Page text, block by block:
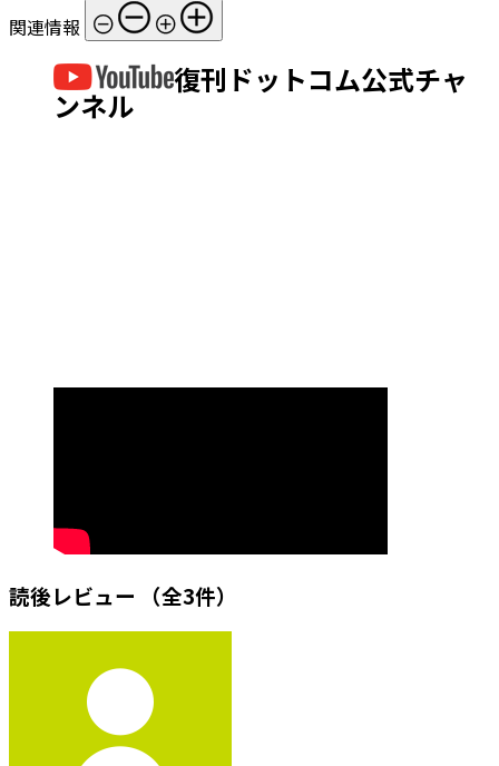
関連情報
復刊ドットコム公式チャ
ンネル
読後レビュー （全3件）